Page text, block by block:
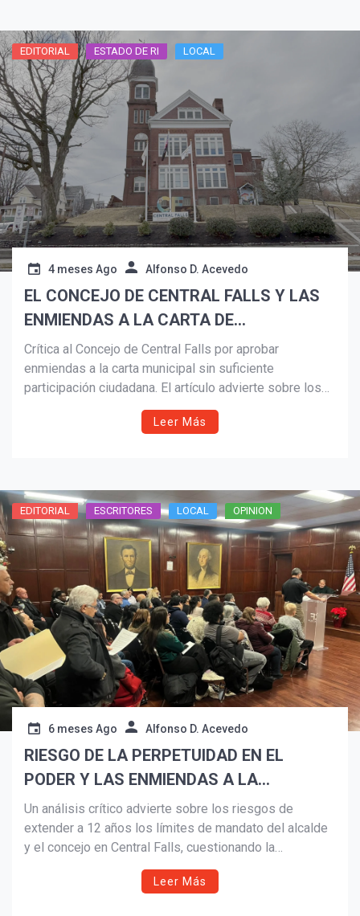
¡Suscríbete y Vive la
Experiencia!
EDITORIAL ESTADO DE RI LOCAL
4 meses Ago Alfonso D. Acevedo
EL CONCEJO DE CENTRAL FALLS Y LAS
ENMIENDAS A LA CARTA DE
CONSTITUCIÓN
Crítica al Concejo de Central Falls por aprobar
enmiendas a la carta municipal sin suficiente
participación ciudadana. El artículo advierte sobre los
riesgos de extender términos y debilitar límites,
recordando la historia de crisis institucional y llamando
Leer Más
EDITORIAL ESCRITORES LOCAL OPINION
6 meses Ago Alfonso D. Acevedo
RIESGO DE LA PERPETUIDAD EN EL
PODER Y LAS ENMIENDAS A LA
CONSTITUCIÓN DE CF.
Un análisis crítico advierte sobre los riesgos de
extender a 12 años los límites de mandato del alcalde
y el concejo en Central Falls, cuestionando la
independencia de la comisión, la divulgación pública y
la memoria histórica tras la bancarrota. El texto llama a
Leer Más